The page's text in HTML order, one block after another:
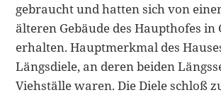
gebraucht und hatten sich von
älteren Gebäude des Haupthofes in
erhalten. Hauptmerkmal des
Längsdiele, an deren beiden
Viehställe waren. Die Diele schloß